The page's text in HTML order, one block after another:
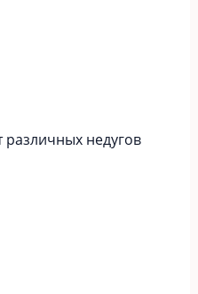
недугов